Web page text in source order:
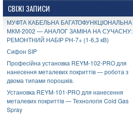
СВІЖІ ЗАПИСИ
МУФТА КАБЕЛЬНА БАГАТОФУНКЦІОНАЛЬНА
МКМ-2002 — АНАЛОГ ЗАМІНА НА СУЧАСНУ:
РЕМОНТНИЙ НАБІР РН-7+ (1-6,3 кВ)
Сифон SIP
Професійна установка REYM-102-PRO для
нанесення металевих покриттів — робота з
двома типами порошків.
Установка REYM-101-PRO для нанесення
металевих покриттів — Технологія Cold Gas
Spray